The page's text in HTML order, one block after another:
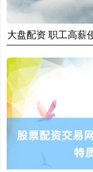
大盘配资 职工高薪